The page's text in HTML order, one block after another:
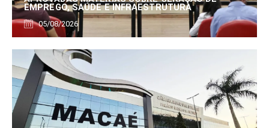
EMPREGO, SAÚDE E INFRAESTRUTURA
05/08/2026